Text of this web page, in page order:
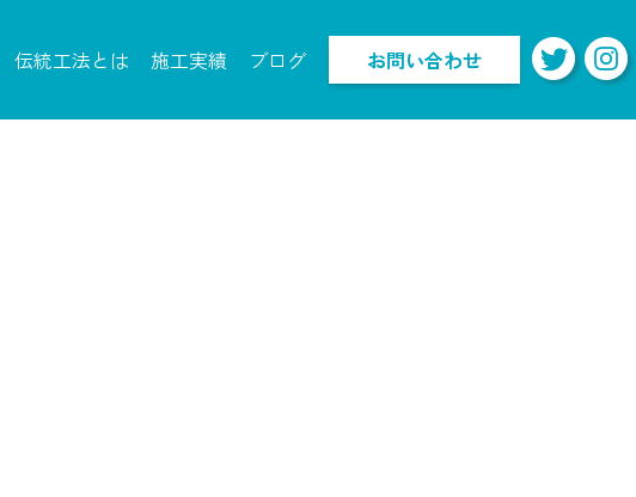
伝統工法とは 施工実績 ブログ お問い合わせ